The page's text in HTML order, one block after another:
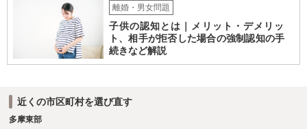
離婚・男女問題
子供の認知とは｜メリット・デメリッ
ト、相手が拒否した場合の強制認知の手
続きなど解説
近くの市区町村を選び直す
多摩東部